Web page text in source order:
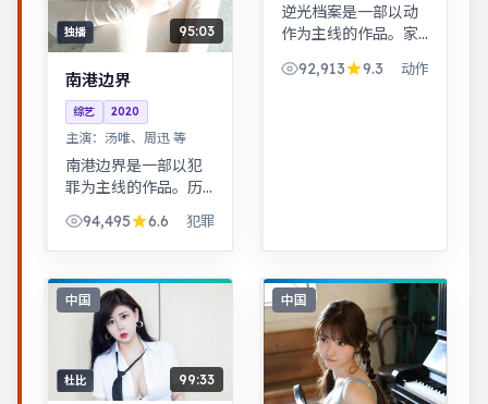
独播 95:03
南港边界
综艺 2020
主演： 汤唯、周迅 等
南港边界是一部以犯
罪为主线的作品。历
运，细节考究，叙事
沉稳。音乐与舞蹈推
视听体验突出。
94,495 6.6 犯罪
逆光档案是一部以动
作为主线的作品。家
外后集中爆发，情感
92,913 9.3 动作
中国
杜比 99:33
中国